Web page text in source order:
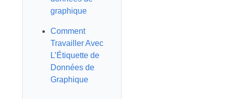
graphique
Comment
Travailler Avec
L’Étiquette de
Données de
Graphique